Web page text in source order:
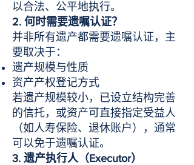
以合法、公平地执行。
2. 何时需要遗嘱认证？
并非所有遗产都需要遗嘱认证，主
要取决于：
遗产规模与性质
资产产权登记方式
若遗产规模较小，已设立结构完善
的信托，或资产可直接指定受益人
（如人寿保险、退休账户），通常
可以免于遗嘱认证。
3. 遗产执行人（Executor）